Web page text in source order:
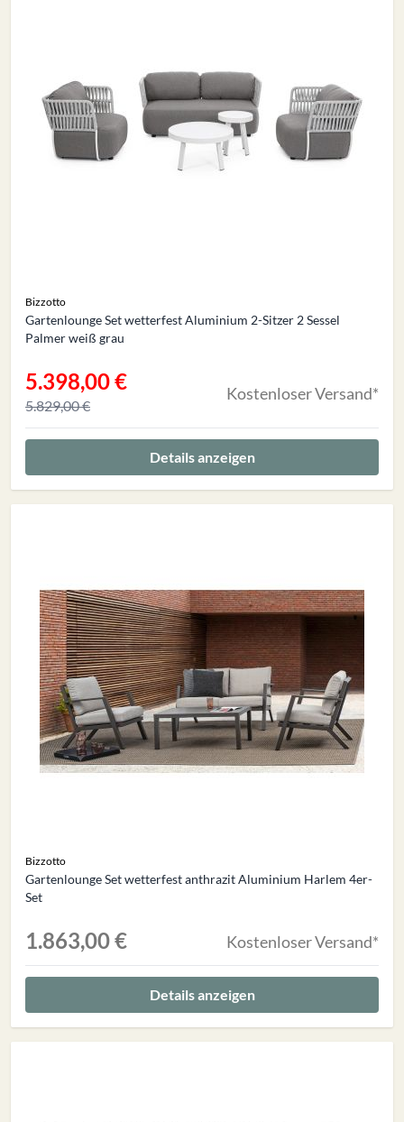
Bizzotto
Gartenlounge Set wetterfest Aluminium 2-Sitzer 2 Sessel
Palmer weiß grau
Sonderangebot
5.398,00 €
5.829,00 €
Kostenloser Versand*
Details anzeigen
Bizzotto
Gartenlounge Set wetterfest anthrazit Aluminium Harlem 4er-
Set
1.863,00 € Kostenloser Versand*
Details anzeigen